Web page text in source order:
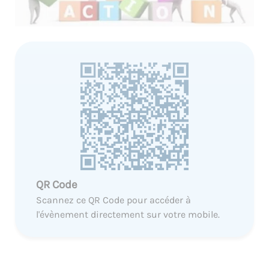
QR Code
Scannez ce QR Code pour accéder à
l'évènement directement sur votre mobile.